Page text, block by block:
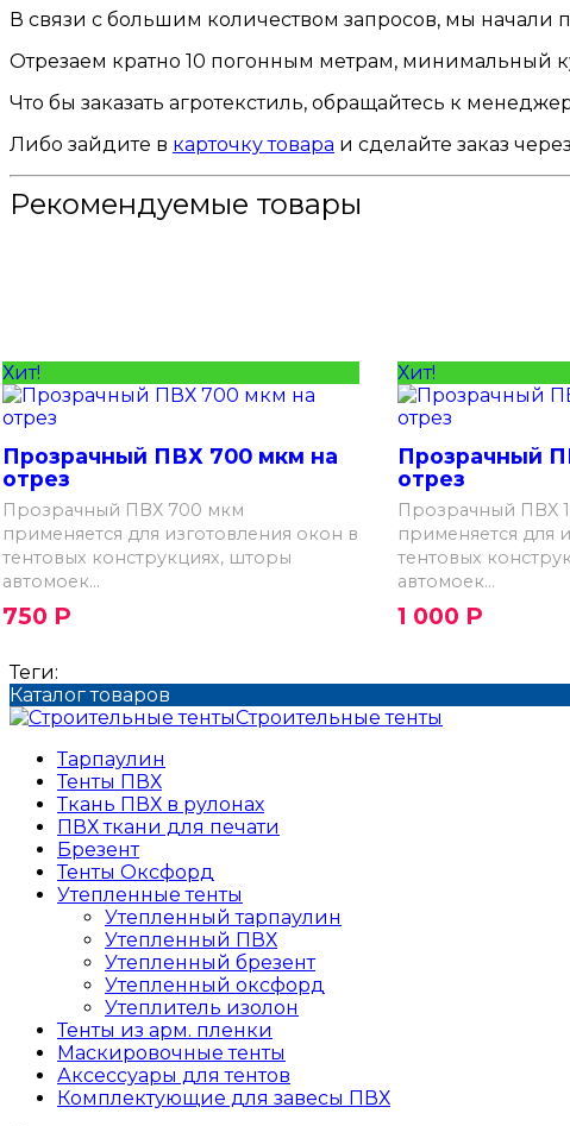
В связи с большим количеством запросов, мы начали
Отрезаем кратно 10 погонным метрам, минимальный
Что бы заказать агротекстиль, обращайтесь к
Либо зайдите в карточку товара и сделайте заказ
Рекомендуемые товары
Хит!
Прозрачный ПВХ 700 мкм на
отрез
Прозрачный ПВХ 700 мкм
применяется для изготовления окон в
тентовых конструкциях, шторы
автомоек...
750 Р
Хит!
Прозрачный
отрез
Прозрачный ПВХ
применяется для
тентовых
автомоек...
1 000 Р
Теги:
Каталог товаров
Строительные тенты
Тарпаулин
Тенты ПВХ
Ткань ПВХ в рулонах
ПВХ ткани для печати
Брезент
Тенты Оксфорд
Утепленные тенты
Утепленный тарпаулин
Утепленный ПВХ
Утепленный брезент
Утепленный оксфорд
Утеплитель изолон
Тенты из арм. пленки
Маскировочные тенты
Аксессуары для тентов
Комплектующие для завесы ПВХ